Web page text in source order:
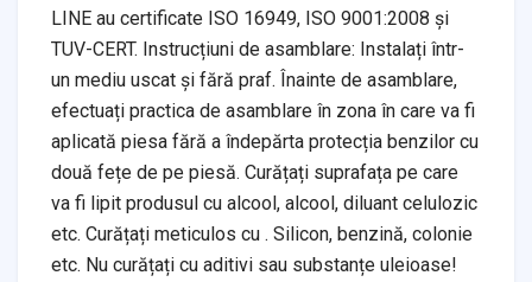
LINE au certificate ISO 16949, ISO 9001:2008 și
TUV-CERT. Instrucțiuni de asamblare: Instalați într-
un mediu uscat și fără praf. Înainte de asamblare,
efectuați practica de asamblare în zona în care va fi
aplicată piesa fără a îndepărta protecția benzilor cu
două fețe de pe piesă. Curățați suprafața pe care
va fi lipit produsul cu alcool, alcool, diluant celulozic
etc. Curățați meticulos cu . Silicon, benzină, colonie
etc. Nu curățați cu aditivi sau substanțe uleioase!